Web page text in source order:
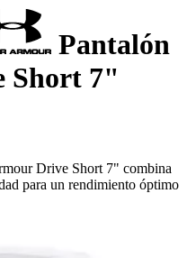
Pantalón
Short 7"
Drive Short 7" combina
para un rendimiento óptimo